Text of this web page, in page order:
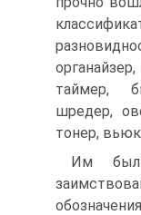
таймер,
шредер,
тонер,
Им